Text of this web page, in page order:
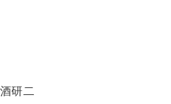
研二